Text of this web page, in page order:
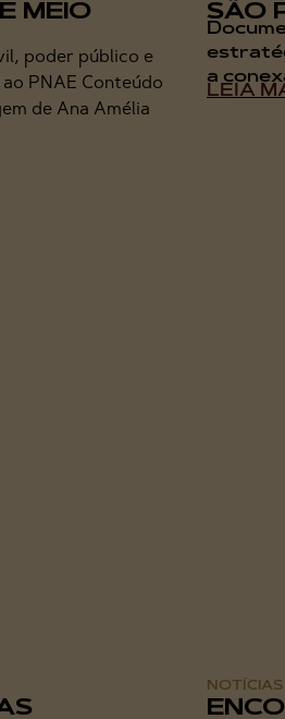
MEIO
poder público e
PNAE Conteúdo
de Ana Amélia
SÃO
a
LEIA
NOTÍCIAS